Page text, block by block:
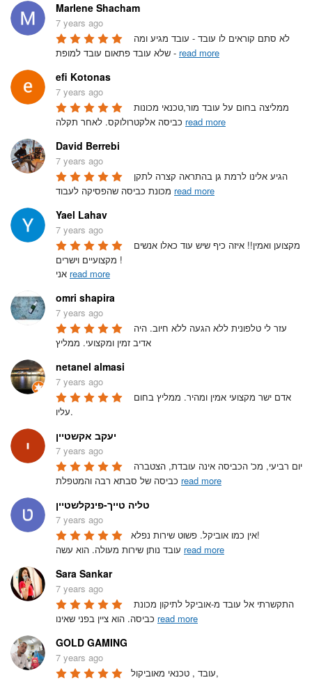
Marlene Shacham
7 years ago
שלא עובד פתאום עובד למופת - read more
efi Kotonas
7 years ago
read more
David Berrebi
7 years ago
read more
Yael Lahav
7 years ago
מקצועיים וישרים !
read more
omri shapira
7 years ago
אדיב זמין ומקצועי. ממליץ
netanel almasi
7 years ago
עליו.
יעקב אקשטיין
7 years ago
read more
טליה טייך-פינקלשטיין
7 years ago
אין כמו אוביקל. פשוט שירות נפלא!
read more
Sara Sankar
7 years ago
read more
GOLD GAMING
7 years ago
עובד , טכנאי מאוביקול,